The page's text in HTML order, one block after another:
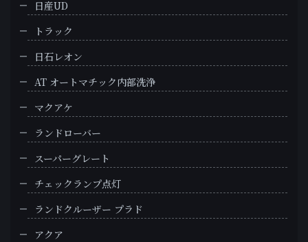
日産UD
トラック
日石レオン
AT オートマチック内部洗浄
マクアケ
ランドローバー
スーパーグレート
チェックランプ点灯
ランドクルーザー プラド
アクア